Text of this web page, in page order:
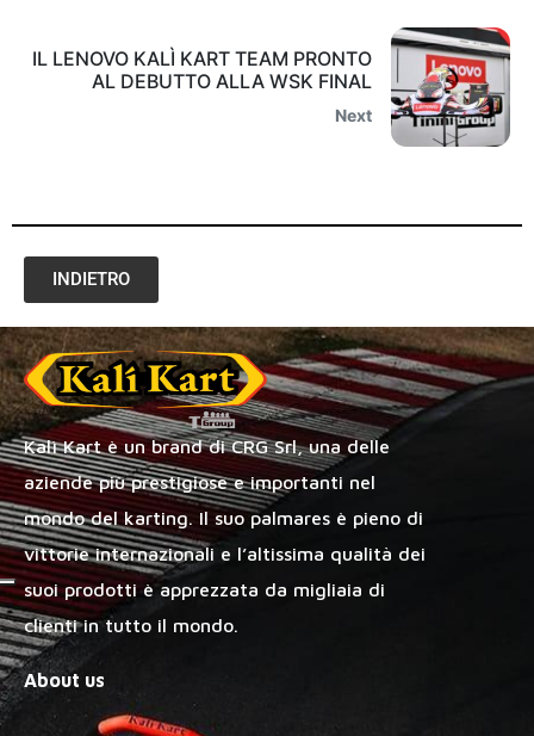
IL LENOVO KALÌ KART TEAM PRONTO
AL DEBUTTO ALLA WSK FINAL
Next
INDIETRO
Kalì Kart è un brand di CRG Srl, una delle
aziende più prestigiose e importanti nel
mondo del karting. Il suo palmares è pieno di
vittorie internazionali e l’altissima qualità dei
suoi prodotti è apprezzata da migliaia di
clienti in tutto il mondo.
About us